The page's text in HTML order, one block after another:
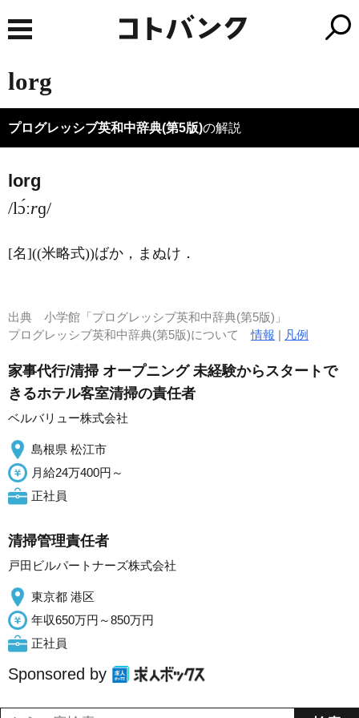
lorg
プログレッシブ英和中辞典(第5版)の解説
lorg
/lɔ́ːrɡ/
[名]((米略式))ばか，まぬけ ．
出典 小学館「プログレッシブ英和中辞典(第5版)」
プログレッシブ英和中辞典(第5版)について情報 | 凡例
家事代行/清掃 オープニング 未経験からスタートで
きるホテル客室清掃の責任者
ベルバリュー株式会社
島根県 松江市
月給24万400円～
正社員
清掃管理責任者
戸田ビルパートナーズ株式会社
東京都 港区
年収650万円～850万円
正社員
Sponsored by